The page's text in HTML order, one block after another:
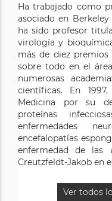
Ha trabajado como
asociado en
ha sido profesor
virología y
más de diez
sobre todo en el
numerosas
científicas. En
Medicina por su
proteínas
enfermedades
encefalopatías
enfermedad de las
Creutzfeldt-Jakob en
Ver todos